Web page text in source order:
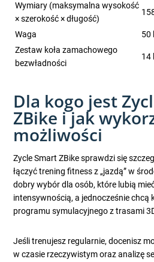
Wymiary (maksymalna wysokość
× szerokość × długość)
Waga
50
Zestaw koła zamachowego
bezwładności
14
Dla kogo jest
ZBike i jak
możliwości
Zycle Smart ZBike sprawdzi się
łączyć trening fitness z „jazdą” w
dobry wybór dla osób, które lubią
intensywnością, a jednocześnie chcą
programu symulacyjnego z trasami
Jeśli trenujesz regularnie, docenisz
w czasie rzeczywistym oraz analizę